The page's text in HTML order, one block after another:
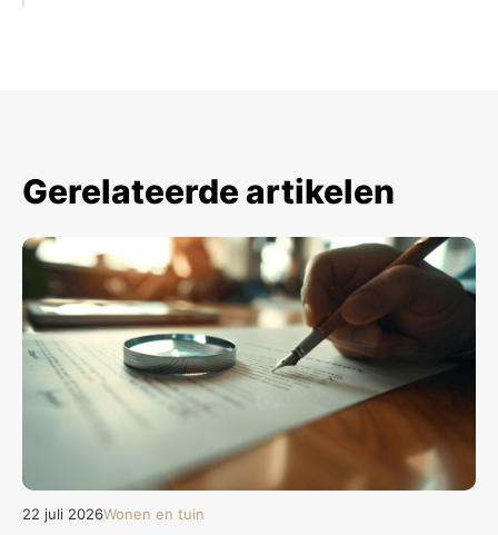
Gerelateerde artikelen
22 juli 2026Wonen en tuin